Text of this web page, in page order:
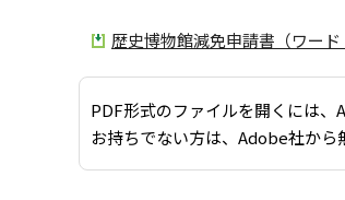
歴史博物館減免申請書（ワード
PDF形式のファイルを開くには
お持ちでない方は、Adobe社から